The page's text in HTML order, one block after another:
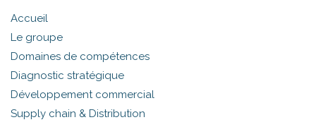
Accueil
Le groupe
Domaines de compétences
Diagnostic stratégique
Développement commercial
Supply chain & Distribution